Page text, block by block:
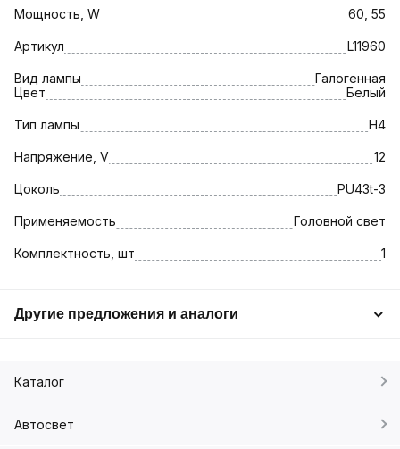
Мощность, W 60, 55
Артикул L11960
Вид лампы
Галогенная
Цвет
Белый
Тип лампы H4
Напряжение, V 12
Цоколь PU43t-3
Применяемость Головной свет
Комплектность, шт 1
Другие предложения и аналоги
Каталог
Автосвет